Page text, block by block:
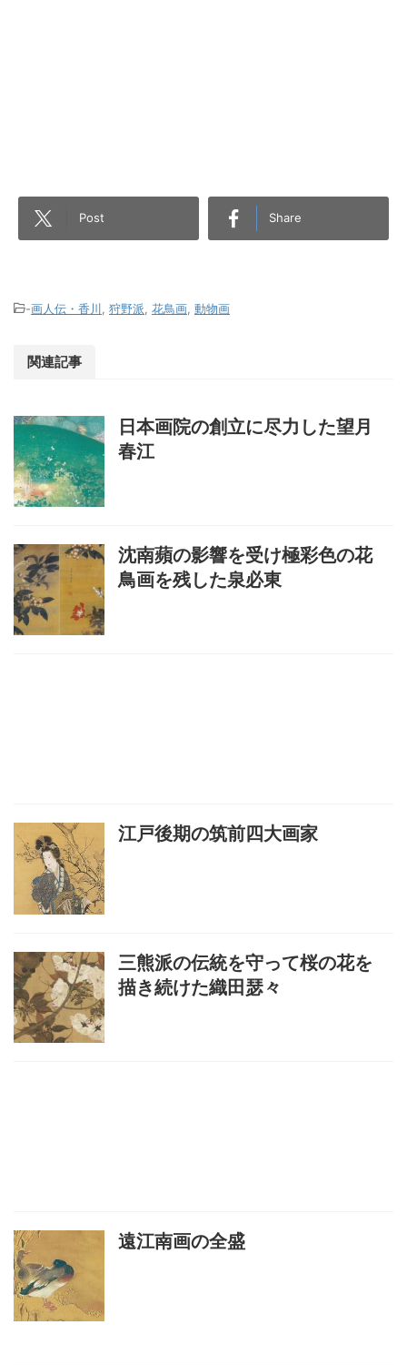
Post Share
-画人伝・香川, 狩野派, 花鳥画, 動物画
関連記事
日本画院の創立に尽力した望月
春江
沈南蘋の影響を受け極彩色の花
鳥画を残した泉必東
江戸後期の筑前四大画家
三熊派の伝統を守って桜の花を
描き続けた織田瑟々
遠江南画の全盛